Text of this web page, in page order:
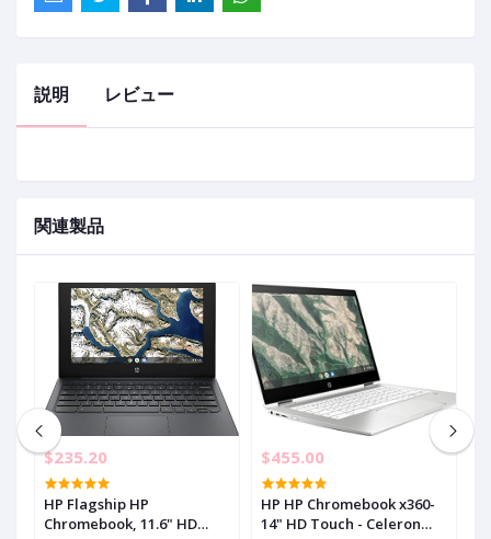
説明 レビュー
関連製品
$235.20
HP Flagship HP
Chromebook, 11.6" HD
$455.00
HP HP Chromebook x360-
14" HD Touch - Celeron